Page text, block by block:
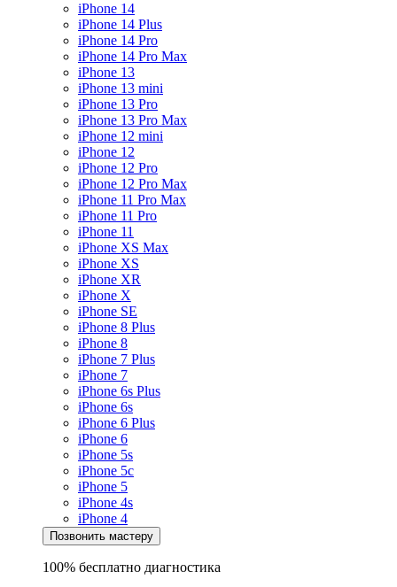
iPhone 14
iPhone 14 Plus
iPhone 14 Pro
iPhone 14 Pro Max
iPhone 13
iPhone 13 mini
iPhone 13 Pro
iPhone 13 Pro Max
iPhone 12 mini
iPhone 12
iPhone 12 Pro
iPhone 12 Pro Max
iPhone 11 Pro Max
iPhone 11 Pro
iPhone 11
iPhone XS Max
iPhone XS
iPhone XR
iPhone X
iPhone SE
iPhone 8 Plus
iPhone 8
iPhone 7 Plus
iPhone 7
iPhone 6s Plus
iPhone 6s
iPhone 6 Plus
iPhone 6
iPhone 5s
iPhone 5c
iPhone 5
iPhone 4s
iPhone 4
Позвонить мастеру
100% бесплатно диагностика